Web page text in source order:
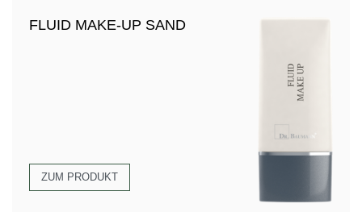
FLUID MAKE-UP SAND
ZUM PRODUKT